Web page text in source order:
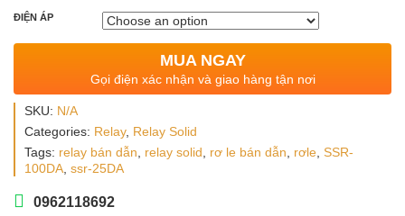
ĐIỆN ÁP
MUA NGAY
Gọi điện xác nhận và giao hàng tận nơi
SKU: N/A
Categories: Relay, Relay Solid
Tags: relay bán dẫn, relay solid, rơ le bán dẫn, rơle, SSR-
100DA, ssr-25DA
0962118692